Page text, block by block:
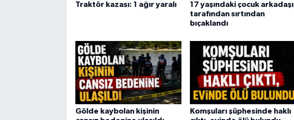
Traktör kazası: 1 ağır yaralı
17 yaşındaki çocuk arkadaşı
tarafından sırtından
bıçaklandı
Gölde kaybolan kişinin
Komşuları şüphesinde haklı